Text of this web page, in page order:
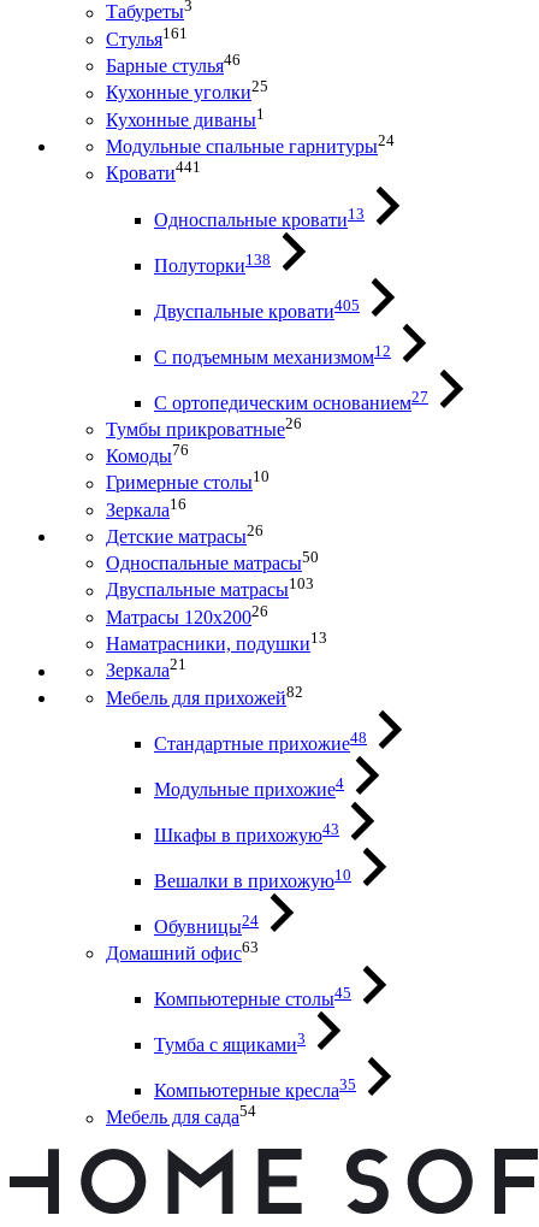
Табуреты3
Стулья161
Барные стулья46
Кухонные уголки25
Кухонные диваны1
Модульные спальные гарнитуры24
Кровати441
Односпальные кровати13
Полуторки138
Двуспальные кровати405
С подъемным механизмом12
С ортопедическим основанием27
Тумбы прикроватные26
Комоды76
Гримерные столы10
Зеркала16
Детские матрасы26
Односпальные матрасы50
Двуспальные матрасы103
Матрасы 120х20026
Наматрасники, подушки13
Зеркала21
Мебель для прихожей82
Стандартные прихожие48
Модульные прихожие4
Шкафы в прихожую43
Вешалки в прихожую10
Обувницы24
Домашний офис63
Компьютерные столы45
Тумба с ящиками3
Компьютерные кресла35
Мебель для сада54